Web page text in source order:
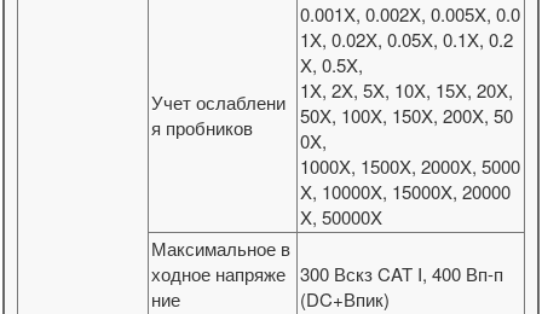
Учет ослаблени
я пробников
0.001X, 0.002X, 0.005X, 0.0
1X, 0.02X, 0.05X, 0.1X, 0.2
X, 0.5X,
1X, 2X, 5X, 10X, 15X, 20X,
50X, 100X, 150X, 200X, 50
0X,
1000X, 1500X, 2000X, 5000
X, 10000X, 15000X, 20000
X, 50000X
Максимальное в
ходное напряже
ние
300 Вскз CAT I, 400 Вп-п
(DC+Впик)